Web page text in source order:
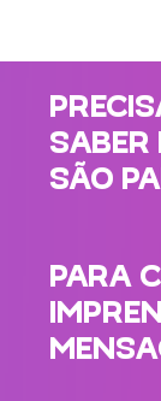
SABER
SÃO
PARA